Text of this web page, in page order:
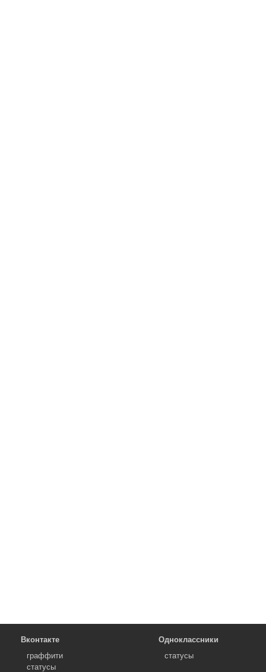
Вконтакте
граффити
статусы
Одноклассники
статусы